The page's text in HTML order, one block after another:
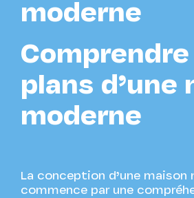
moderne
Comprendre
plans d’une
moderne
La conception d’une maison
commence par une